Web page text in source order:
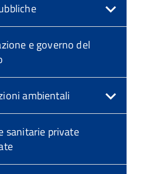
e governo del
ambientali
sanitarie private